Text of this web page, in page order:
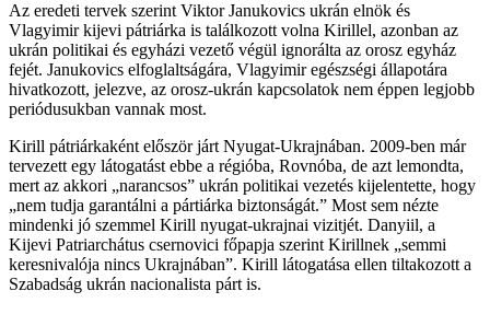
Az eredeti tervek szerint Viktor Janukovics ukrán elnök és
Vlagyimir kijevi pátriárka is találkozott volna Kirillel, azonban az
ukrán politikai és egyházi vezető végül ignorálta az orosz egyház
fejét. Janukovics elfoglaltságára, Vlagyimir egészségi állapotára
hivatkozott, jelezve, az orosz-ukrán kapcsolatok nem éppen legjobb
periódusukban vannak most.
Kirill pátriárkaként először járt Nyugat-Ukrajnában. 2009-ben már
tervezett egy látogatást ebbe a régióba, Rovnóba, de azt lemondta,
mert az akkori „narancsos” ukrán politikai vezetés kijelentette, hogy
„nem tudja garantálni a pártiárka biztonságát.” Most sem nézte
mindenki jó szemmel Kirill nyugat-ukrajnai vizitjét. Danyiil, a
Kijevi Patriarchátus csernovici főpapja szerint Kirillnek „semmi
keresnivalója nincs Ukrajnában”. Kirill látogatása ellen tiltakozott a
Szabadság ukrán nacionalista párt is.